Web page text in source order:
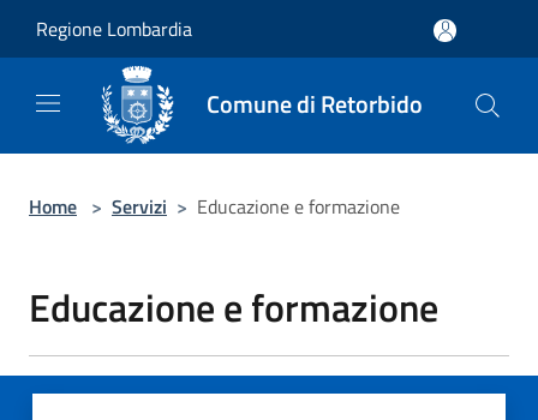
Regione Lombardia
Comune di Retorbido
Home > Servizi > Educazione e formazione
Educazione e formazione